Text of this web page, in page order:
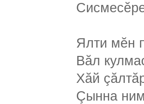
Ялти мĕн
Вăл
Хăй
Çынна